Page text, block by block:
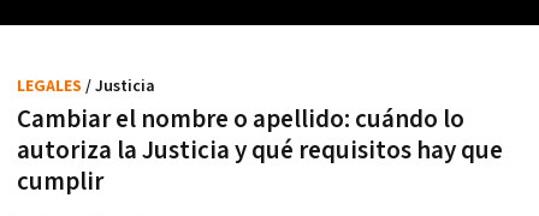
Cambiar el nombre o apellido: cuándo lo
autoriza la Justicia y qué requisitos hay que
cumplir
LEGALES / Justicia